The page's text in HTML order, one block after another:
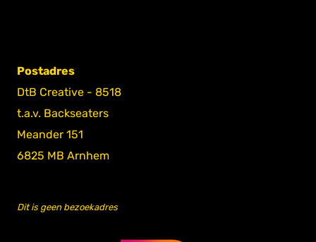
Postadres
DtB Creative - 8518
t.a.v. Backseaters
Meander 151
6825 MB Arnhem
Dit is geen bezoekadres